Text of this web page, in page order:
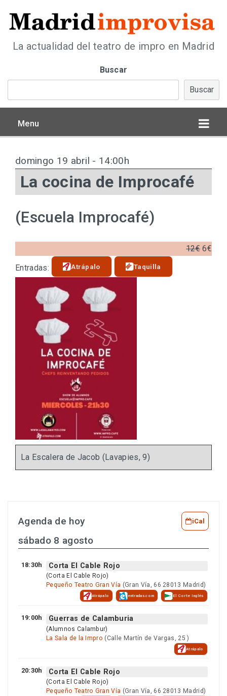
La actualidad del teatro de impro en Madrid
Buscar
Buscar
Menu
domingo 19 abril - 14:00h
La cocina de Improcafé
(Escuela Improcafé)
12€ 6€
Entradas:
Atrápalo Taquilla
La Escalera de Jacob (Lavapies, 9)
Agenda de hoy iCal
sábado 8 agosto
18:30h Corta El Cable Rojo
(Corta El Cable Rojo)
Pequeño Teatro Gran Vía (Gran Vía, 66 28013 Madrid)
Atrápalo entradas.com El Corte Inglés
19:00h Guerras de Calamburia
(Alumnos Calambur)
La Sala de la Impro (Calle Martín de Vargas, 25 )
Atrápalo
20:30h Corta El Cable Rojo
(Corta El Cable Rojo)
Pequeño Teatro Gran Vía (Gran Vía, 66 28013 Madrid)